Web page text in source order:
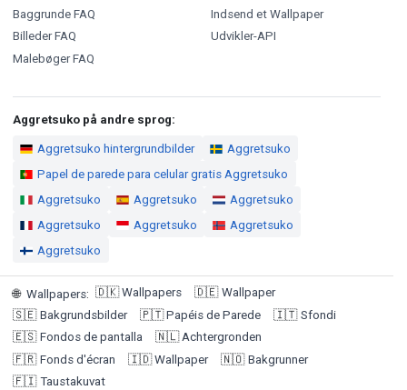
Baggrunde FAQ
Billeder FAQ
Malebøger FAQ
Indsend et Wallpaper
Udvikler-API
Aggretsuko på andre sprog:
Aggretsuko hintergrundbilder
Aggretsuko
Papel de parede para celular gratis Aggretsuko
Aggretsuko
Aggretsuko
Aggretsuko
Aggretsuko
Aggretsuko
Aggretsuko
Aggretsuko
🌐 Wallpapers: 🇩🇰 Wallpapers 🇩🇪 Wallpaper
🇸🇪 Bakgrundsbilder 🇵🇹 Papéis de Parede 🇮🇹 Sfondi
🇪🇸 Fondos de pantalla 🇳🇱 Achtergronden
🇫🇷 Fonds d'écran 🇮🇩 Wallpaper 🇳🇴 Bakgrunner
🇫🇮 Taustakuvat